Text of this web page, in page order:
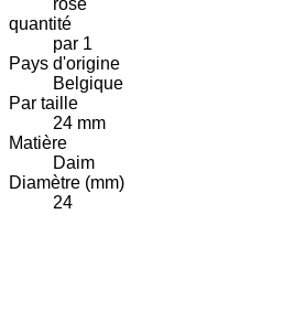
quantité
par 1
Pays d'origine
Belgique
Par taille
24 mm
Matière
Daim
Diamètre (mm)
24